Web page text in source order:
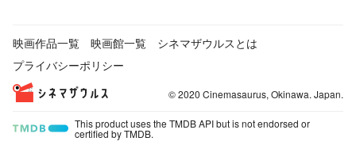
映画作品一覧 映画館一覧
シネマザウルスとは
プライバシーポリシー
© 2020 Cinemasaurus, Okinawa. Japan.
This product uses the TMDB API but is not endorsed or
certified by TMDB.